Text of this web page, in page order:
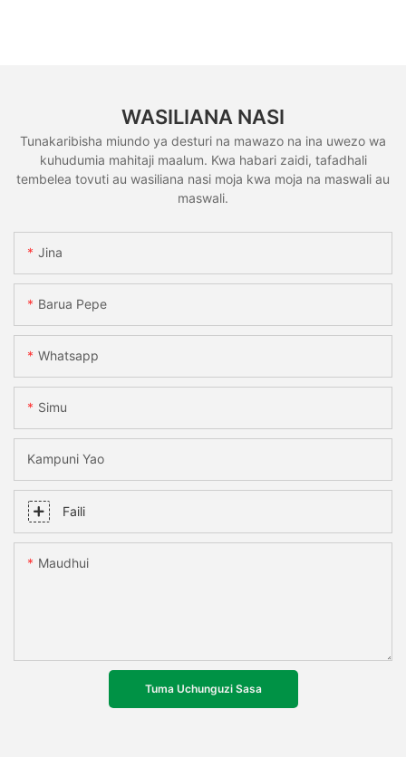
WASILIANA NASI
Tunakaribisha miundo ya desturi na mawazo na ina uwezo wa
kuhudumia mahitaji maalum. Kwa habari zaidi, tafadhali
tembelea tovuti au wasiliana nasi moja kwa moja na maswali au
maswali.
Jina
Barua Pepe
Whatsapp
Simu
Kampuni Yao
Faili
Maudhui
Tuma Uchunguzi Sasa